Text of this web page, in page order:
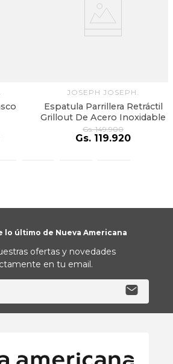
JOSEPH JOSEPH.
Espatula Parrillera Retráctil
Grillout De Acero Inoxidable
Gs. 149.900
Gs. 119.920
lo último de Nueva Americana
ofertas y novedades
en tu email.